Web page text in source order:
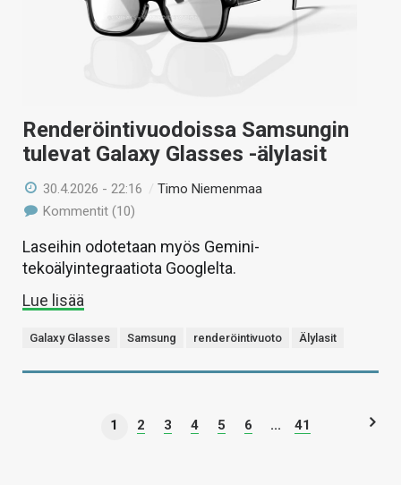
Renderöintivuodoissa Samsungin
tulevat Galaxy Glasses -älylasit
30.4.2026 - 22:16 /Timo Niemenmaa
Kommentit (10)
Laseihin odotetaan myös Gemini-
tekoälyintegraatiota Googlelta.
Lue lisää
Galaxy Glasses Samsung renderöintivuoto Älylasit
1 2 3 4 5 6 ... 41